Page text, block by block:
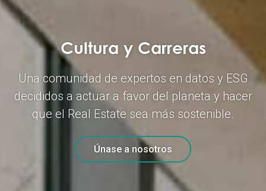
Cultura y Carreras
Una comunidad de expertos en datos y ESG
decididos a actuar a favor del planeta y hacer
que el Real Estate sea más sostenible.
Únase a nosotros